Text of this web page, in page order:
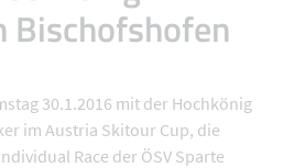
Bischofshofen
30.1.2016 mit der Hochkönig
im Austria Skitour Cup, die
Race der ÖSV Sparte